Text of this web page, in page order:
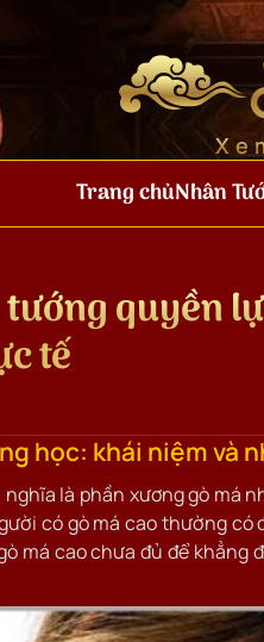
Trang chủNhân
quyền
tế
học: khái niệm và
là phần xương gò má
có gò má cao thường
má cao chưa đủ để